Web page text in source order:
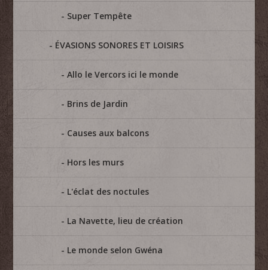
Super Tempête
ÉVASIONS SONORES ET LOISIRS
Allo le Vercors ici le monde
Brins de Jardin
Causes aux balcons
Hors les murs
L'éclat des noctules
La Navette, lieu de création
Le monde selon Gwéna